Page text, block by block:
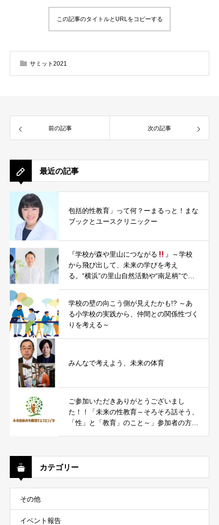
この記事のタイトルとURLをコピーする
サミット2021
前の記事 次の記事
最近の記事
包括的性教育」って何？ーまるっと！まな
ブックとユースクリニックー
『学校が森や里山につながる
』～学校
から飛び出して、未来の学びを考え
る。“横浜”の里山自然活動や“南足柄”での
学校の壁の向こう側が見えたかも!? ～あ
る小学校の実践から、仲間との関係性づく
りを考える～
みんなで考えよう、未来の体育
ご参加いただきありがとうございまし
た！！「未来の性教育～そろそろ話そう、
「性」と「教育」のこと～」参加者の方々
カテゴリー
その他
イベント報告